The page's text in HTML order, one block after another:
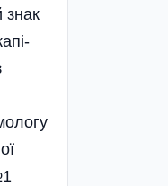
знак